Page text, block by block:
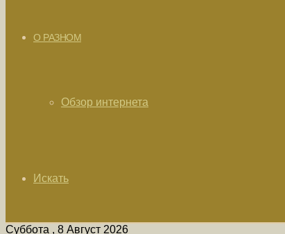
О РАЗНОМ
Обзор интернета
Искать
Суббота , 8 Август 2026